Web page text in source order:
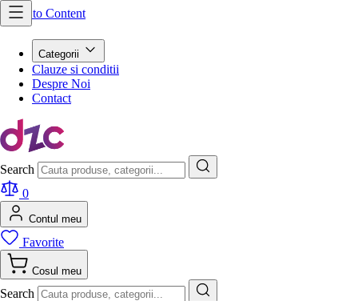
Skip to Content
Categorii
Clauze si conditii
Despre Noi
Contact
Search
0
Contul meu
Favorite
Cosul meu
Search